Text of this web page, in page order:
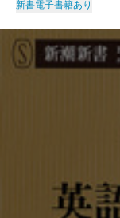
新書電子書籍あり